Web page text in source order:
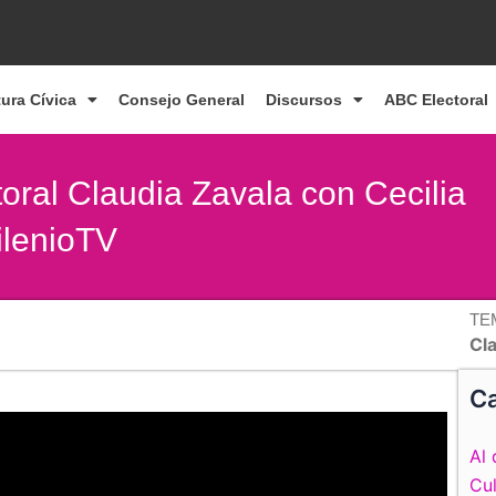
Cívica Consejo General Discursos ABC Electoral
Claudia Zavala con Cecilia
Al